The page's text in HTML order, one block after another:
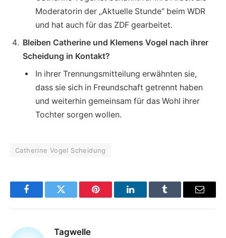
Moderatorin der „Aktuelle Stunde“ beim WDR
und hat auch für das ZDF gearbeitet.
Bleiben Catherine und Klemens Vogel nach ihrer
Scheidung in Kontakt?
In ihrer Trennungsmitteilung erwähnten sie,
dass sie sich in Freundschaft getrennt haben
und weiterhin gemeinsam für das Wohl ihrer
Tochter sorgen wollen.
Catherine Vogel Scheidung
FacebookTwitter Pinterest LinkedInTumblr Email
Tagwelle